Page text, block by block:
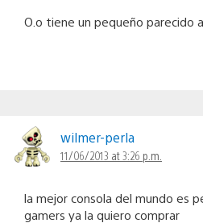
O.o tiene un pequeño parecido
wilmer-perla
11/06/2013 at 3:26 p.m.
la mejor consola del mundo es
gamers ya la quiero comprar